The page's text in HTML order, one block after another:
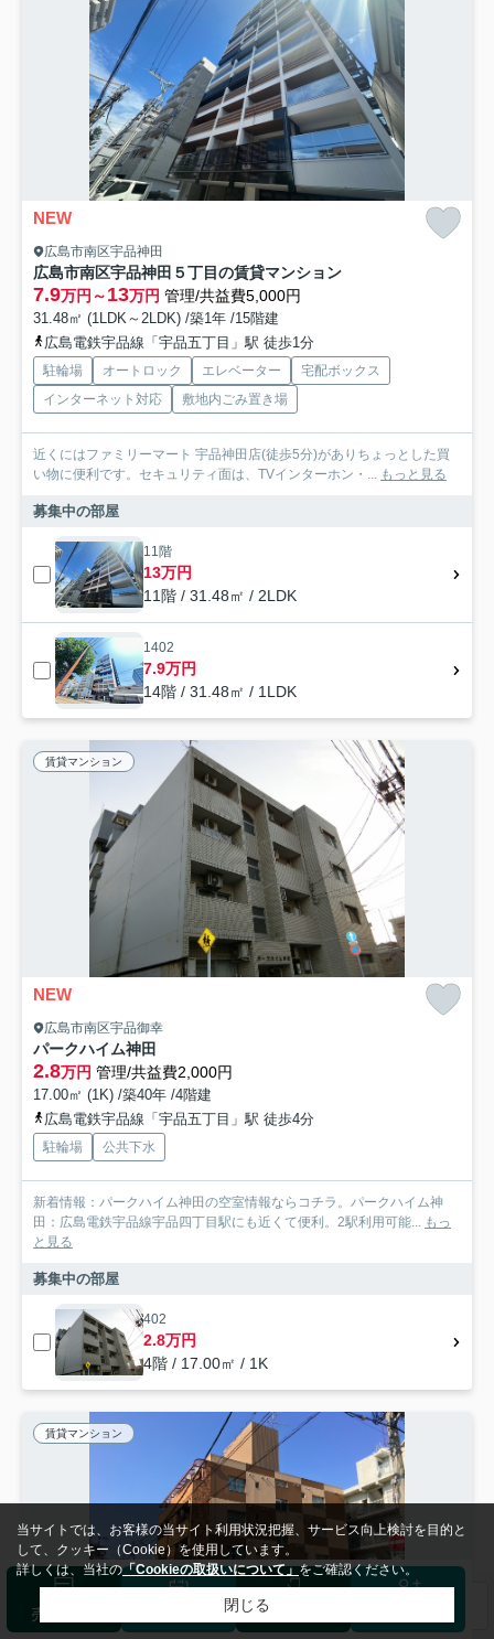
NEW
広島市南区宇品神田
広島市南区宇品神田５丁目の賃貸マンション
7.9万円～13万円 管理/共益費5,000円
31.48㎡ (1LDK～2LDK) /築1年 /15階建
広島電鉄宇品線「宇品五丁目」駅 徒歩1分
駐輪場 オートロック エレベーター
宅配ボックス
インターネット対応
敷地内ごみ置き場
近くにはファミリーマート 宇品神田店(徒歩5分)がありちょっとした買
い物に便利です。セキュリティ面は、TVインターホン・... もっと見る
募集中の部屋
11階
13万円
11階 / 31.48㎡ / 2LDK
1402
7.9万円
14階 / 31.48㎡ / 1LDK
賃貸マンション
NEW
広島市南区宇品御幸
パークハイム神田
2.8万円 管理/共益費2,000円
17.00㎡ (1K) /築40年 /4階建
広島電鉄宇品線「宇品五丁目」駅 徒歩4分
駐輪場 公共下水
新着情報：パークハイム神田の空室情報ならコチラ。パークハイム神
田：広島電鉄宇品線宇品四丁目駅にも近くて便利。2駅利用可能... もっ
と見る
募集中の部屋
402
2.8万円
4階 / 17.00㎡ / 1K
賃貸マンション
売却査定 ログイン
当サイトでは、お客様の当サイト利用状況把握、サービス向上検討を目的と
して、クッキー（Cookie）を使用しています。
詳しくは、当社の「Cookieの取扱いについて」をご確認ください。
閉じる